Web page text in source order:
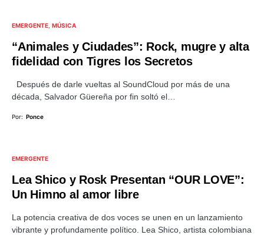
EMERGENTE MÚSICA
“Animales y Ciudades”: Rock, mugre y alta
fidelidad con Tigres los Secretos
Después de darle vueltas al SoundCloud por más de una
década, Salvador Güereña por fin soltó el…
Por: Ponce
EMERGENTE
Lea Shico y Rosk Presentan “OUR LOVE”:
Un Himno al amor libre
La potencia creativa de dos voces se unen en un lanzamiento
vibrante y profundamente político. Lea Shico, artista colombiana